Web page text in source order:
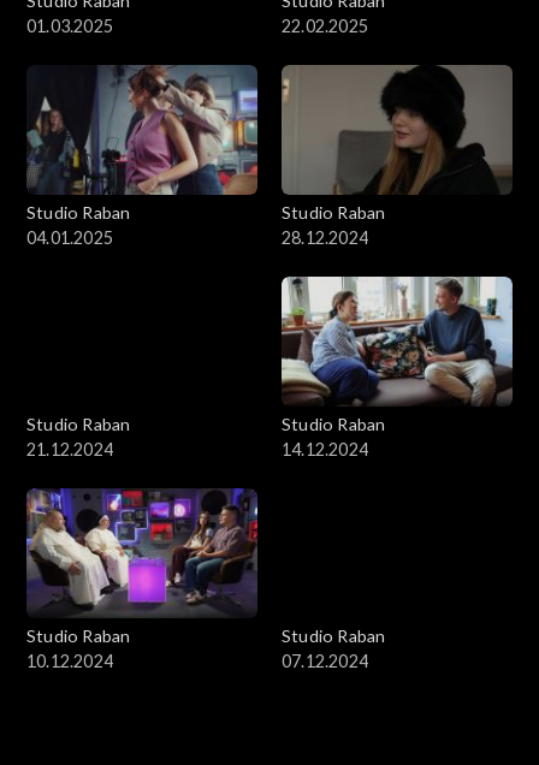
01.03.2025
22.02.2025
Studio Raban
04.01.2025
Studio Raban
28.12.2024
Studio Raban
21.12.2024
Studio Raban
14.12.2024
Studio Raban
10.12.2024
Studio Raban
07.12.2024